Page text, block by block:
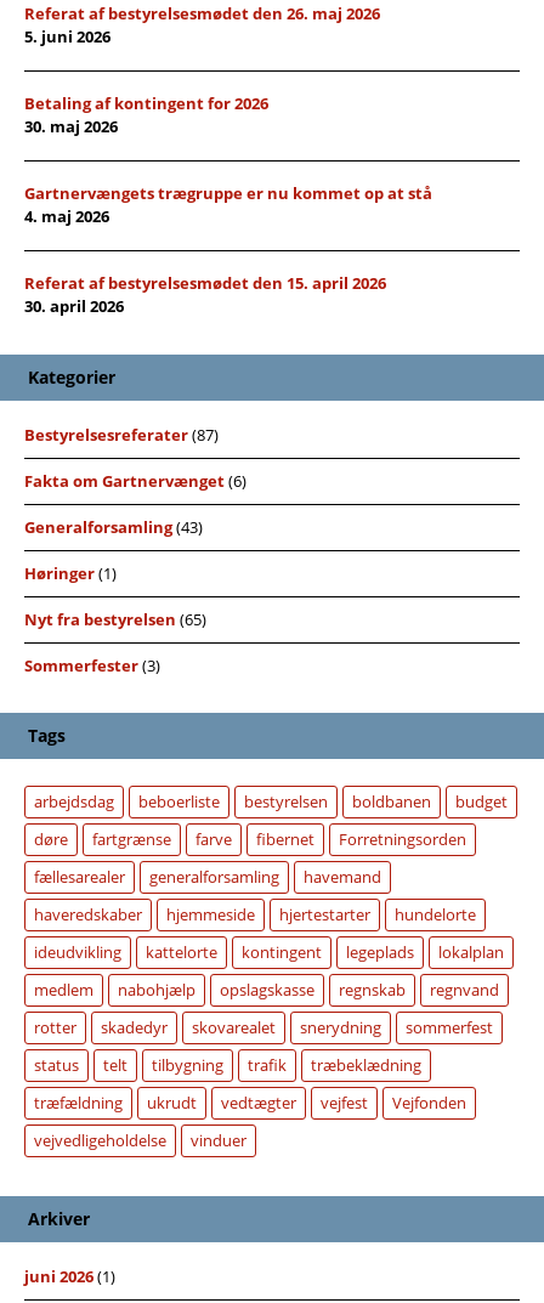
Referat af bestyrelsesmødet den 26. maj 2026
5. juni 2026
Betaling af kontingent for 2026
30. maj 2026
Gartnervængets trægruppe er nu kommet op at stå
4. maj 2026
Referat af bestyrelsesmødet den 15. april 2026
30. april 2026
Kategorier
Bestyrelsesreferater(87)
Fakta om Gartnervænget(6)
Generalforsamling(43)
Høringer(1)
Nyt fra bestyrelsen (65)
Sommerfester(3)
Tags
arbejdsdag beboerliste bestyrelsen boldbanen
budget
døre
fartgrænse farve fibernet
Forretningsorden
fællesarealer
generalforsamling
havemand
haveredskaber
hjemmeside hjertestarter
hundelorte
ideudvikling
kattelorte kontingent legeplads
lokalplan
medlem
nabohjælp opslagskasse regnskab
regnvand
rotter
skadedyr skovarealet snerydning
sommerfest
status
telt tilbygning trafik
træbeklædning
træfældning
ukrudt vedtægter vejfest
Vejfonden
vejvedligeholdelse
vinduer
Arkiver
juni 2026(1)